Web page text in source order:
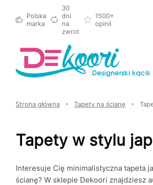
Polska
marka
30
dni
na
zwrot
1500+
opinii
Strona główna Tapety na ścianę
Tapety w stylu
Interesuje Cię minimalistyczna tapeta
ścianę? W sklepie Dekoori znajdziesz